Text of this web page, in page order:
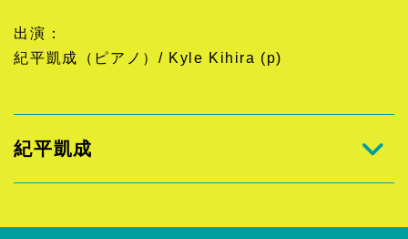
出演：
紀平凱成（ピアノ）/ Kyle Kihira (p)
紀平凱成